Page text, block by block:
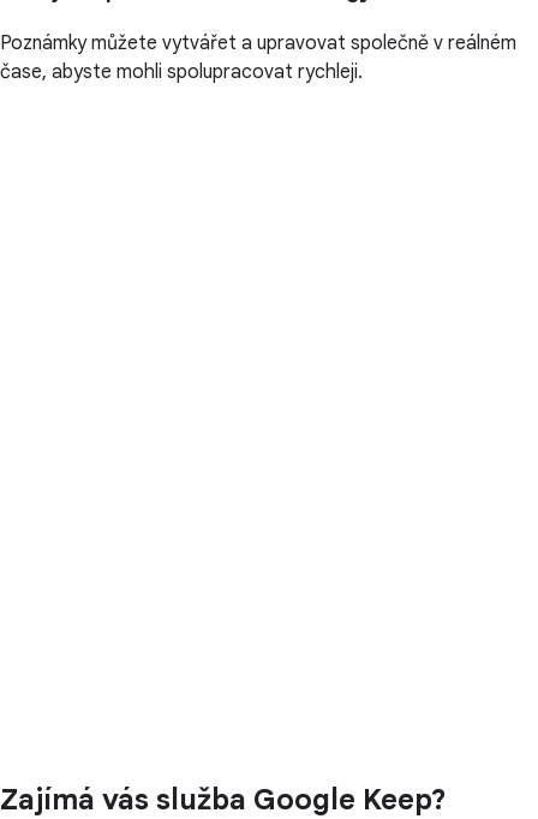
Poznámky můžete vytvářet a upravovat společně v reálném
čase, abyste mohli spolupracovat rychleji.
Zajímá vás služba Google Keep?